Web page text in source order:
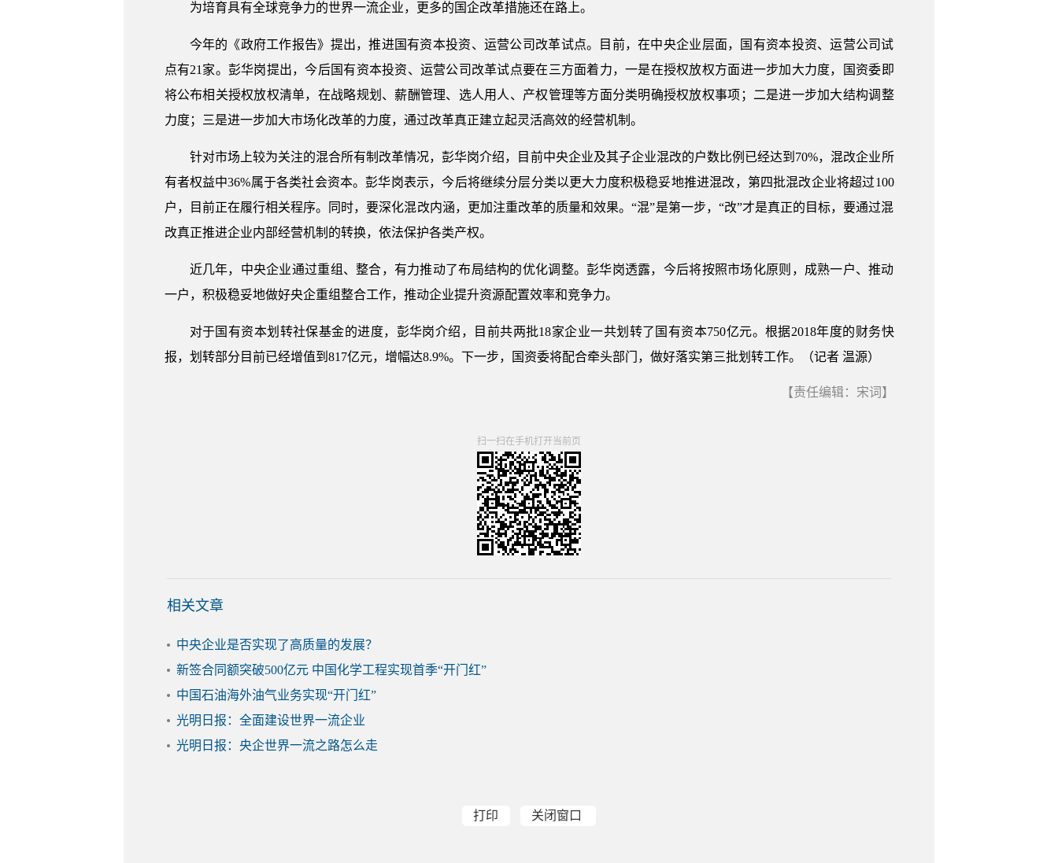
为培育具有全球竞争力的世界一流企业，更多的国企改革措施还在路上。
今年的《政府工作报告》提出，推进国有资本投资、运营公司改革试点。目前，在中央企业层面，国有资本投资、运营公司试
点有21家。彭华岗提出，今后国有资本投资、运营公司改革试点要在三方面着力，一是在授权放权方面进一步加大力度，国资委即
将公布相关授权放权清单，在战略规划、薪酬管理、选人用人、产权管理等方面分类明确授权放权事项；二是进一步加大结构调整
力度；三是进一步加大市场化改革的力度，通过改革真正建立起灵活高效的经营机制。
针对市场上较为关注的混合所有制改革情况，彭华岗介绍，目前中央企业及其子企业混改的户数比例已经达到70%，混改企业所
有者权益中36%属于各类社会资本。彭华岗表示，今后将继续分层分类以更大力度积极稳妥地推进混改，第四批混改企业将超过100
户，目前正在履行相关程序。同时，要深化混改内涵，更加注重改革的质量和效果。“混”是第一步，“改”才是真正的目标，要通过混
改真正推进企业内部经营机制的转换，依法保护各类产权。
近几年，中央企业通过重组、整合，有力推动了布局结构的优化调整。彭华岗透露，今后将按照市场化原则，成熟一户、推动
一户，积极稳妥地做好央企重组整合工作，推动企业提升资源配置效率和竞争力。
对于国有资本划转社保基金的进度，彭华岗介绍，目前共两批18家企业一共划转了国有资本750亿元。根据2018年度的财务快
报，划转部分目前已经增值到817亿元，增幅达8.9%。下一步，国资委将配合牵头部门，做好落实第三批划转工作。（记者 温源）
【责任编辑：宋词】
扫一扫在手机打开当前页
相关文章
中央企业是否实现了高质量的发展？
新签合同额突破500亿元 中国化学工程实现首季“开门红”
中国石油海外油气业务实现“开门红”
光明日报：全面建设世界一流企业
光明日报：央企世界一流之路怎么走
打印 关闭窗口